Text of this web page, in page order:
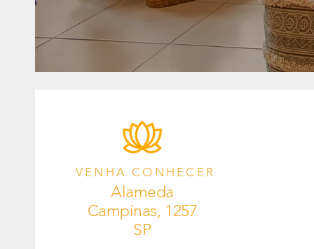
VENHA CONHECER
Alameda
Campinas, 1257
SP